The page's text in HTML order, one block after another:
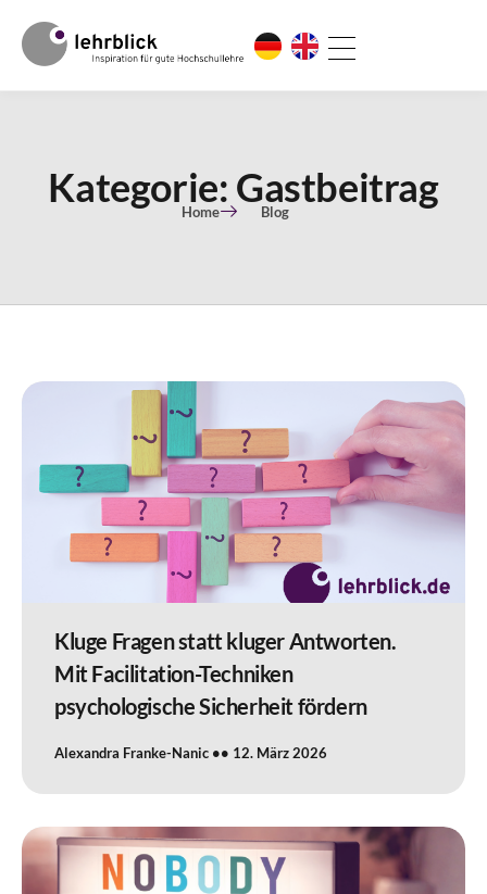
Kategorie: Gastbeitrag
Home Blog
Kluge Fragen statt kluger Antworten.
Mit Facilitation-Techniken
psychologische Sicherheit fördern
Alexandra Franke-Nanic 12. März 2026